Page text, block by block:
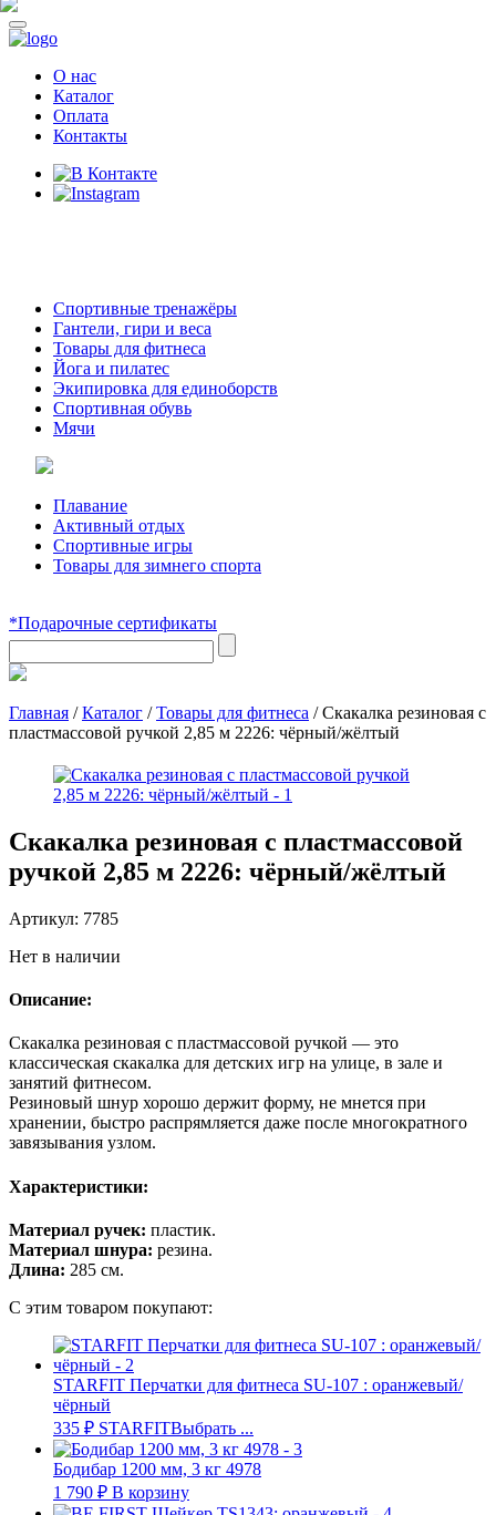
О нас
Каталог
Оплата
Контакты
Спортивные тренажёры
Гантели, гири и веса
Товары для фитнеса
Йога и пилатес
Экипировка для единоборств
Спортивная обувь
Мячи
Плавание
Активный отдых
Спортивные игры
Товары для зимнего спорта
*Подарочные сертификаты
Главная /Каталог /Товары для фитнеса /Скакалка резиновая с
пластмассовой ручкой 2,85 м 2226: чёрный/жёлтый
Скакалка резиновая с пластмассовой
ручкой 2,85 м 2226: чёрный/жёлтый
Артикул: 7785
Нет в наличии
Описание:
Скакалка резиновая с пластмассовой ручкой — это
классическая скакалка для детских игр на улице, в зале и
занятий фитнесом.
Резиновый шнур хорошо держит форму, не мнется при
хранении, быстро распрямляется даже после многократного
завязывания узлом.
Характеристики:
Материал ручек: пластик.
Материал шнура: резина.
Длина: 285 см.
С этим товаром покупают:
STARFIT Перчатки для фитнеса SU-107 : оранжевый/
чёрный
335 ₽ STARFITВыбрать ...
Бодибар 1200 мм, 3 кг 4978
1 790 ₽ В корзину